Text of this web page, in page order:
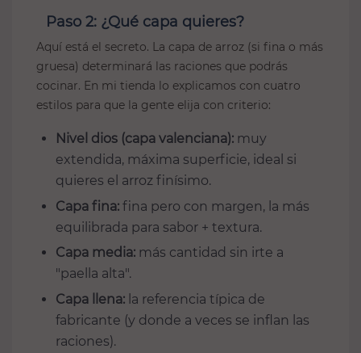
Paso 2: ¿Qué capa quieres?
Aquí está el secreto. La capa de arroz (si fina o más
gruesa) determinará las raciones que podrás
cocinar. En mi tienda lo explicamos con cuatro
estilos para que la gente elija con criterio:
Nivel dios (capa valenciana): muy
extendida, máxima superficie, ideal si
quieres el arroz finísimo.
Capa fina: fina pero con margen, la más
equilibrada para sabor + textura.
Capa media: más cantidad sin irte a
"paella alta".
Capa llena: la referencia típica de
fabricante (y donde a veces se inflan las
raciones).